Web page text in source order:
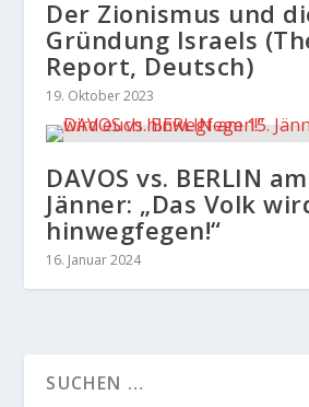
Der Zionismus und
Gründung Israels
Report, Deutsch)
19. Oktober 2023
DAVOS vs. BERLIN
Jänner: „Das Volk
hinwegfegen!“
16. Januar 2024